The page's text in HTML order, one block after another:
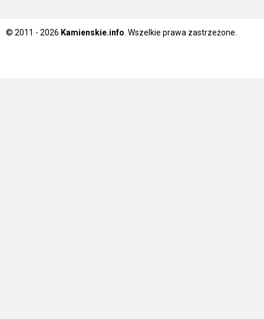
© 2011 - 2026 Kamienskie.info . Wszelkie prawa zastrzeżone.